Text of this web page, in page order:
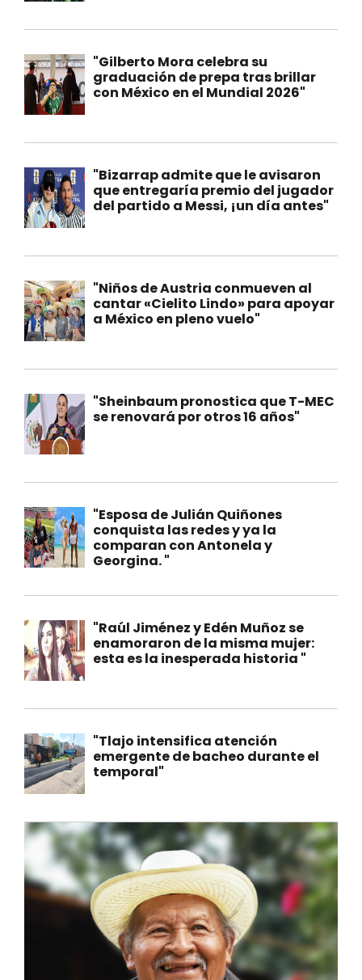
"Gilberto Mora celebra su
graduación de prepa tras brillar
con México en el Mundial 2026"
"Bizarrap admite que le avisaron
que entregaría premio del jugador
del partido a Messi, ¡un día antes"
"Niños de Austria conmueven al
cantar «Cielito Lindo» para apoyar
a México en pleno vuelo"
"Sheinbaum pronostica que T-MEC
se renovará por otros 16 años"
"Esposa de Julián Quiñones
conquista las redes y ya la
comparan con Antonela y
Georgina. "
"Raúl Jiménez y Edén Muñoz se
enamoraron de la misma mujer:
esta es la inesperada historia "
"Tlajo intensifica atención
emergente de bacheo durante el
temporal"